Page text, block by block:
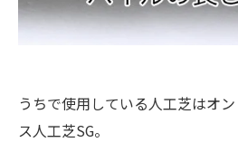
うちで使用している人工芝はオ
ス人工芝SG。